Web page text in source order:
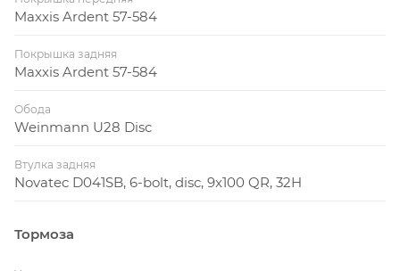
Maxxis Ardent 57-584
Покрышка задняя
Maxxis Ardent 57-584
Обода
Weinmann U28 Disc
Втулка задняя
Novatec D041SB, 6-bolt, disc, 9x100 QR, 32H
Тормоза